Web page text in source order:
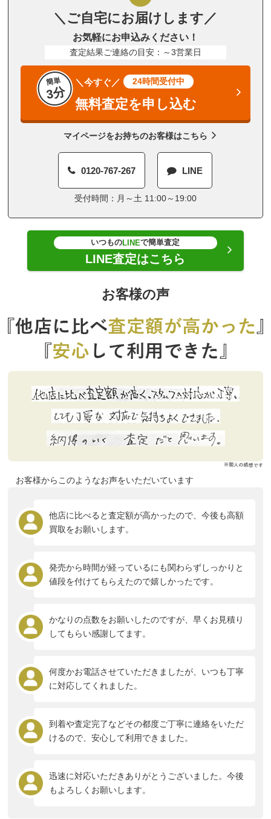
＼ご自宅にお届けします／
お気軽にお申込みください！
査定結果ご連絡の目安：～3営業日
簡単
3分
＼今すぐ／ 24時間受付中
無料査定を申し込む
マイページをお持ちのお客様はこちら
0120-767-267 LINE
受付時間：月～土 11:00～19:00
いつものLINEで簡単査定
LINE査定はこちら
お客様の声
お客様からこのようなお声をいただいています
他店に比べると査定額が高かったので、今後も高額
買取をお願いします。
発売から時間が経っているにも関わらずしっかりと
値段を付けてもらえたので嬉しかったです。
かなりの点数をお願いしたのですが、早くお見積り
してもらい感謝してます。
何度かお電話させていただきましたが、いつも丁寧
に対応してくれました。
到着や査定完了などその都度ご丁寧に連絡をいただ
けるので、安心して利用できました。
迅速に対応いただきありがとうございました。今後
もよろしくお願いします。